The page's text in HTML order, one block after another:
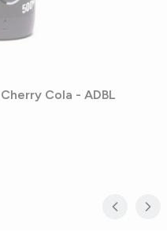
Cola - ADBL